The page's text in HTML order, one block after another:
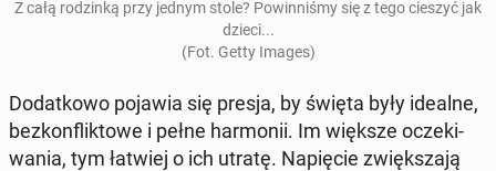
Z całą ro­dzin­ką przy jednym stole? Po­win­ni­śmy się z tego cieszyć jak
dzieci...
(Fot. Getty Images)
Do­dat­ko­wo pojawia się presja, by święta były idealne,
bez­kon­flik­to­we i pełne har­mo­nii. Im większe ocze­ki­
wa­nia, tym łatwiej o ich utratę. Na­pię­cie zwięk­sza­ją